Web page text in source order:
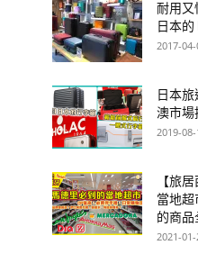
耐用又
日本的
2017-
日本
澳市場
2019-
【旅
當地超
的商品
2021-